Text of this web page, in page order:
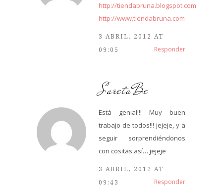
http://tiendabruna.blogspot.com
http://www.tiendabruna.com
3 ABRIL, 2012 AT
09:05
Responder
SaretaBe
Está genial!!! Muy buen
trabajo de todos!!! jejeje, y a
seguir sorprendiéndonos
con cositas así… jejeje
3 ABRIL, 2012 AT
09:43
Responder